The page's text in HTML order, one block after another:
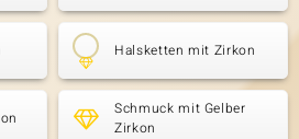
Halsketten mit Zirkon
Schmuck mit Gelber
Zirkon